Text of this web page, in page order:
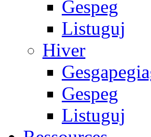
Gespeg
Listuguj
Hiver
Gespeg
Listuguj